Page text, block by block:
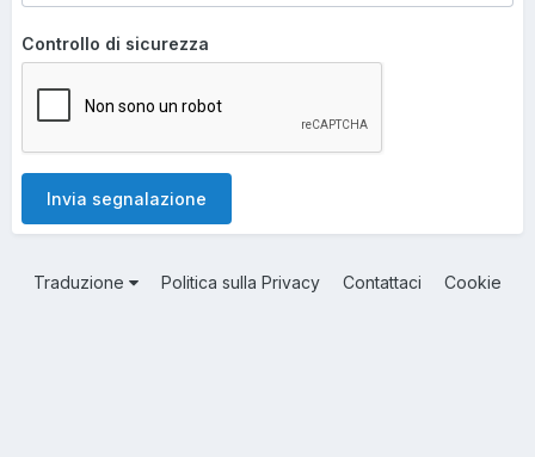
Controllo di sicurezza
Invia segnalazione
Traduzione Politica sulla Privacy Contattaci Cookie